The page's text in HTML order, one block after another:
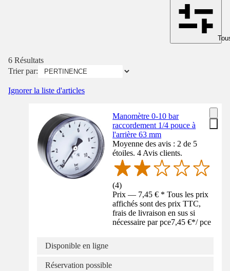
6 Résultats
Trier par:
Ignorer la liste d'articles
Manomètre 0-10 bar
raccordement 1/4 pouce à
l'arrière 63 mm
Moyenne des avis : 2 de 5
étoiles. 4 Avis clients.
(4)
Prix — 7,45 € * Tous les prix
affichés sont des prix TTC,
frais de livraison en sus si
nécessaire par pce7,45 €*/ pce
Disponible en ligne
Réservation possible